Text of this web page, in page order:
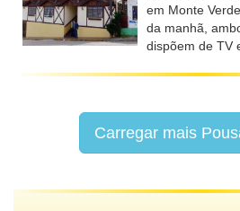
em Monte
da manhã,
dispõem de TV
Carregar mais